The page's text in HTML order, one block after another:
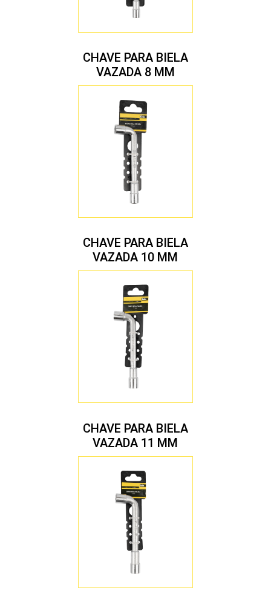
CHAVE PARA BIELA
VAZADA 8 MM
CHAVE PARA BIELA
VAZADA 10 MM
CHAVE PARA BIELA
VAZADA 11 MM